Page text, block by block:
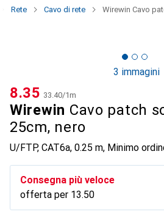
Rete Cavo di rete Wirewin Cavo
3 immagini
Wirewin Cavo patch
25cm, nero
U/FTP, CAT6a, 0.25 m, Minimo
CHF
8.35 CHF
33.40/1m
Consegna più veloce
offerta per CHF
13.50